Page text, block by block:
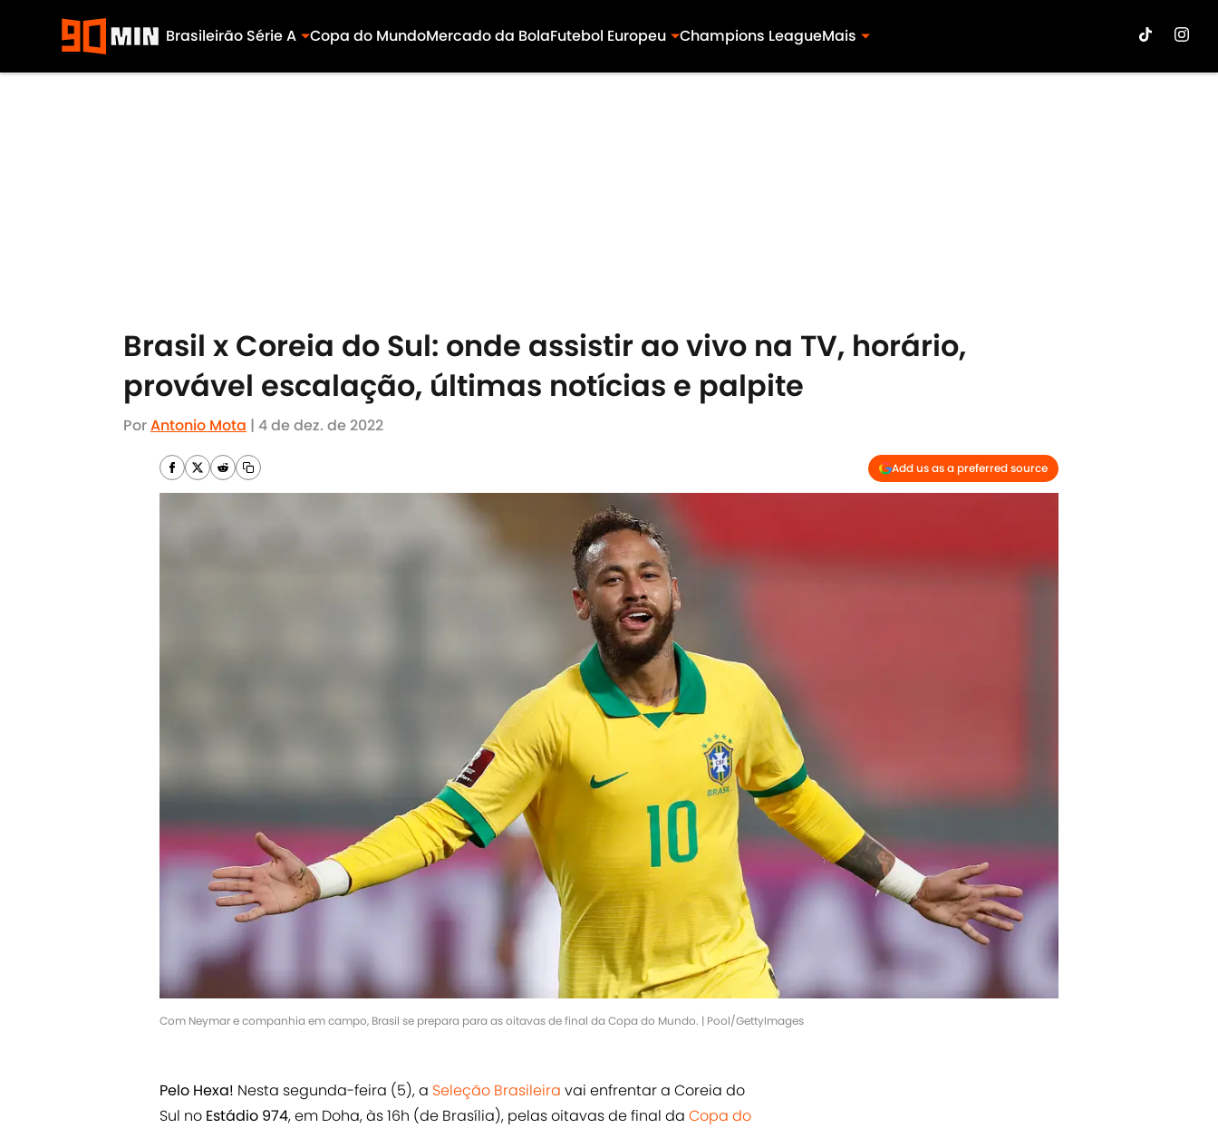
Brasileirão Série A Copa do MundoMercado da BolaFutebol Europeu Champions LeagueMais
Brasil x Coreia do Sul: onde assistir ao vivo na TV, horário,
provável escalação, últimas notícias e palpite
PorAntonio Mota | 4 de dez. de 2022
Add us as a preferred source
Com Neymar e companhia em campo, Brasil se prepara para as oitavas de final da Copa do Mundo. | Pool/GettyImages
Pelo Hexa! Nesta segunda-feira (5), a Seleção Brasileira vai enfrentar a Coreia do
Sul no Estádio 974, em Doha, às 16h (de Brasília), pelas oitavas de final da Copa do